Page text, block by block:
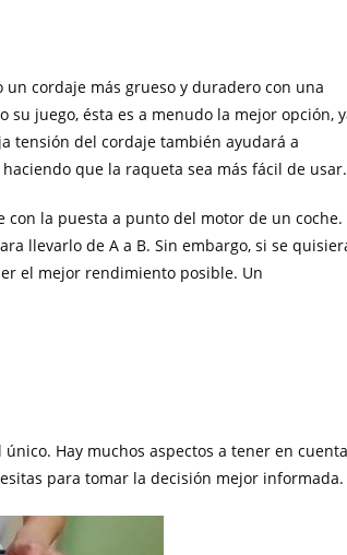
cordaje más grueso y duradero con una
juego, ésta es a menudo la mejor opción,
tensión del cordaje también ayudará a
que la raqueta sea más fácil de usar.
la puesta a punto del motor de un coche.
llevarlo de A a B. Sin embargo, si se
el mejor rendimiento posible. Un
único. Hay muchos aspectos a tener en
para tomar la decisión mejor informada.